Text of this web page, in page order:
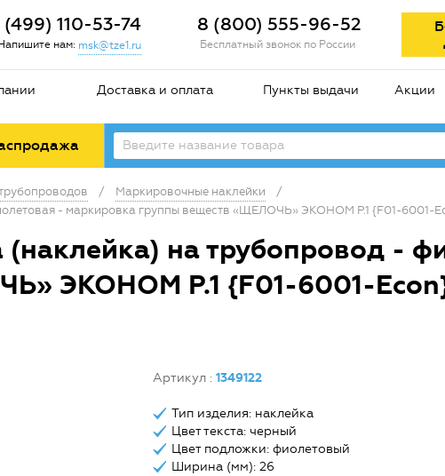
(499) 110-53-74
Напишите нам: msk@tze1.ru
8 (800) 555-96-52
Бесплатный звонок по России
Доставка и оплата Пункты выдачи Акции
/ Маркировочные наклейки
/
- маркировка группы веществ «ЩЕЛОЧЬ» ЭКОНОМ Р.1 {F01-6001-
(наклейка) на трубопровод -
ЭКОНОМ Р.1 {F01-6001-
Артикул : 1349122
Тип изделия: наклейка
Цвет текста: черный
Цвет подложки: фиолетовый
Ширина (мм): 26